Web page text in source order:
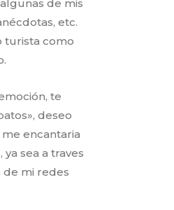
de mis
etc.
turista como
te
deseo
encantaria
sea a traves
de mi redes